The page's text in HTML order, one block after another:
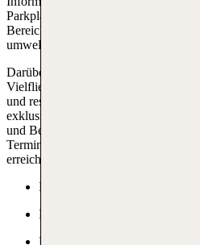
Parkplätzen weisen. Der Flughafen
Bereiche für Motorrad- und
umweltfreundliche Alternative für die
Darüber hinaus gibt es spezielle
Vielflieger oder Langzeitparker, die
und reservieren können. Für
exklusive Parkbereiche zur
und Bequemlichkeit bieten. Die Nähe
Terminals sorgt dafür, dass Reisende
erreichen und ihre Reise stressfrei
Kurzzeitparken
Langzeitparken
Business-Parken